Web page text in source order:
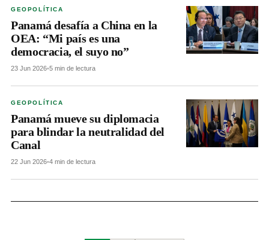
GEOPOLÍTICA
Panamá desafía a China en la
OEA: “Mi país es una
democracia, el suyo no”
23 Jun 2026•5 min de lectura
GEOPOLÍTICA
Panamá mueve su diplomacia
para blindar la neutralidad del
Canal
22 Jun 2026•4 min de lectura